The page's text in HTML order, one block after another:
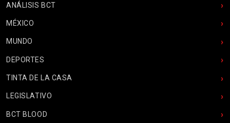
ANÁLISIS BCT
MÉXICO
MUNDO
DEPORTES
TINTA DE LA CASA
LEGISLATIVO
BCT BLOOD